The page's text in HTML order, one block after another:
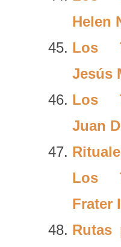
Helen
Los
Jesús
Los
Juan
Los
Frater
Rutas